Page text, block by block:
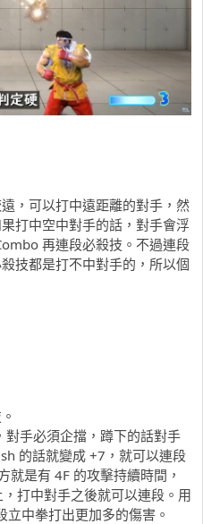
，可以打中遠距離的對手，然
打中空中對手的話，對手會浮
再連段必殺技。不過連段
技都是打不中對手的，所以個
手必須企擋，蹲下的話對手
的話就變成 +7，就可以連段
就是有 4F 的攻擊持續時間，
打中對手之後就可以連段。用
中拳打出更加多的傷害。